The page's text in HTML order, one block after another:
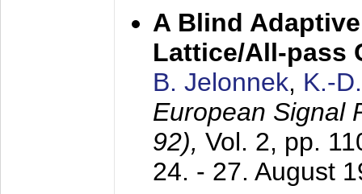
A Blind
Lattice/All-pass
B. Jelonnek, K.-
European Signal
92), Vol. 2, pp.
24. - 27. August